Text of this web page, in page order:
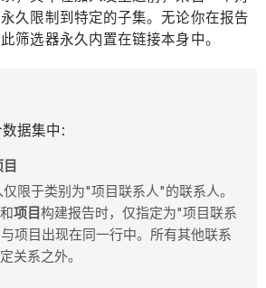
久限制到特定的子集。无论你在报告
筛选器永久内置在链接本身中。
据集中:
限于类别为"项目联系人"的联系人。
和项目构建报告时，仅指定为"项目联系
项目出现在同一行中。所有其他联系
关系之外。